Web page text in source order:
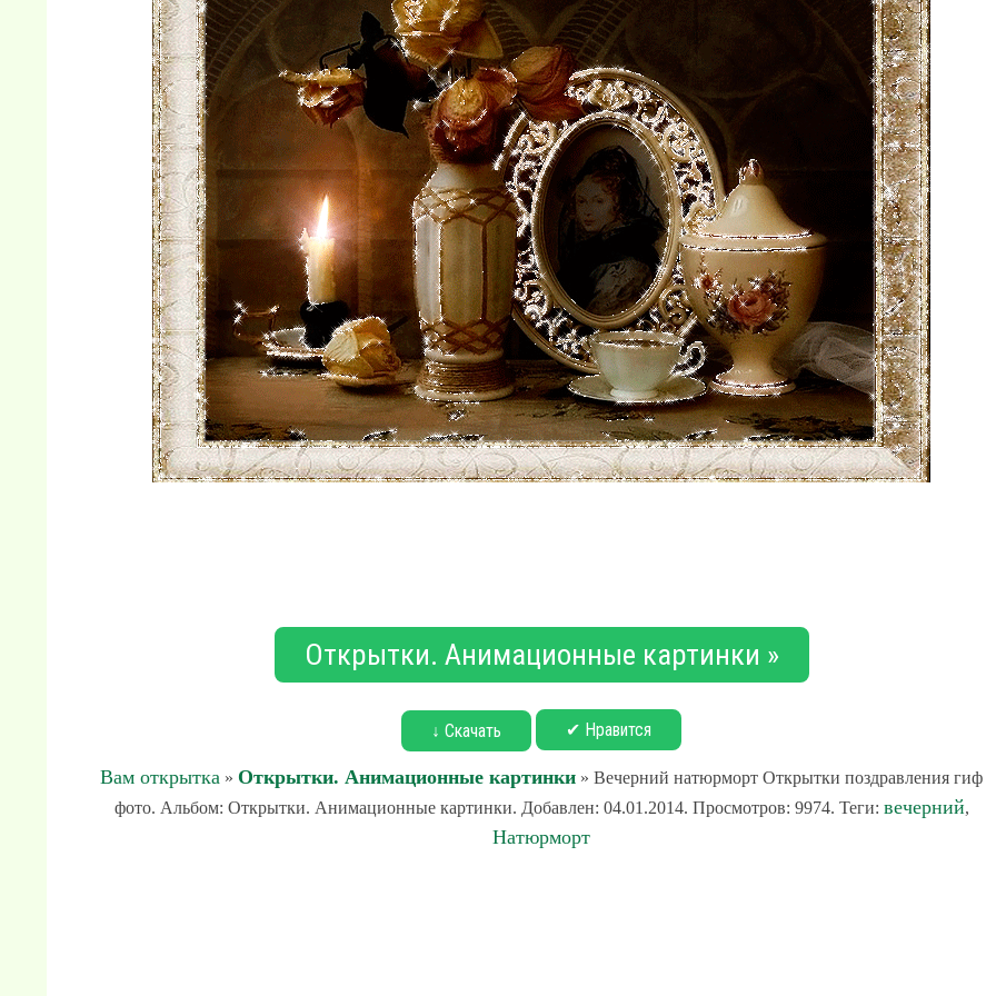
Открытки. Анимационные картинки »
↓ Скачать ✔ Нравится
Вам открытка » Открытки. Анимационные картинки » Вечерний натюрморт Открытки поздравления гиф
фото. Альбом: Открытки. Анимационные картинки. Добавлен: 04.01.2014. Просмотров: 9974. Теги: вечерний,
Натюрморт